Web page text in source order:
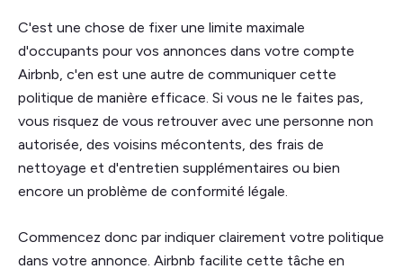
C'est une chose de fixer une limite maximale
d'occupants pour vos annonces dans votre compte
Airbnb, c'en est une autre de communiquer cette
politique de manière efficace. Si vous ne le faites pas,
vous risquez de vous retrouver avec une personne non
autorisée, des voisins mécontents, des frais de
nettoyage et d'entretien supplémentaires ou bien
encore un problème de conformité légale.
Commencez donc par indiquer clairement votre politique
dans votre annonce. Airbnb facilite cette tâche en